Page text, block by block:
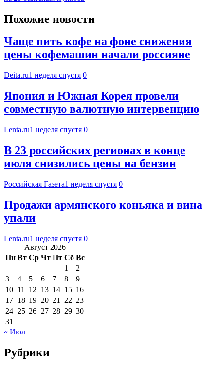
Похожие новости
Чаще пить кофе на фоне снижения
цены кофемашин начали россияне
Deita.ru1 неделя спустя 0
Япония и Южная Корея провели
совместную валютную интервенцию
Lenta.ru1 неделя спустя 0
В 23 российских регионах в конце
июля снизились цены на бензин
Российская Газета1 неделя спустя 0
Продажи армянского коньяка и вина
упали
Lenta.ru1 неделя спустя 0
Август 2026
Пн Вт Ср Чт Пт Сб Вс
1
2
3
4 5 6 7 8
9
10 11 12 13 14 15 16
17 18 19 20 21 22 23
24 25 26 27 28 29 30
31
« Июл
Рубрики